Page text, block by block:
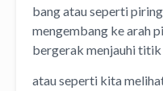
bang atau seperti
mengembang ke arah
bergerak menjauhi
atau seperti kita